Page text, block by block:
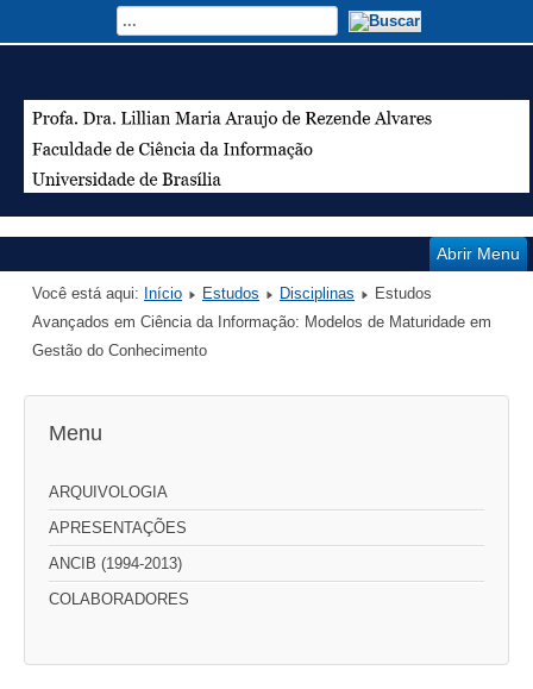
Abrir Menu
Você está aqui: Início Estudos Disciplinas
Estudos
Avançados em Ciência da Informação: Modelos de Maturidade em
Gestão do Conhecimento
Menu
ARQUIVOLOGIA
APRESENTAÇÕES
ANCIB (1994-2013)
COLABORADORES